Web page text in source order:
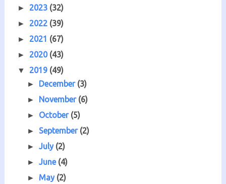
► 2023 (32)
► 2022 (39)
► 2021 (67)
► 2020 (43)
▼ 2019 (49)
► December (3)
► November (6)
► October (5)
►September (2)
►July (2)
►June (4)
► May (2)